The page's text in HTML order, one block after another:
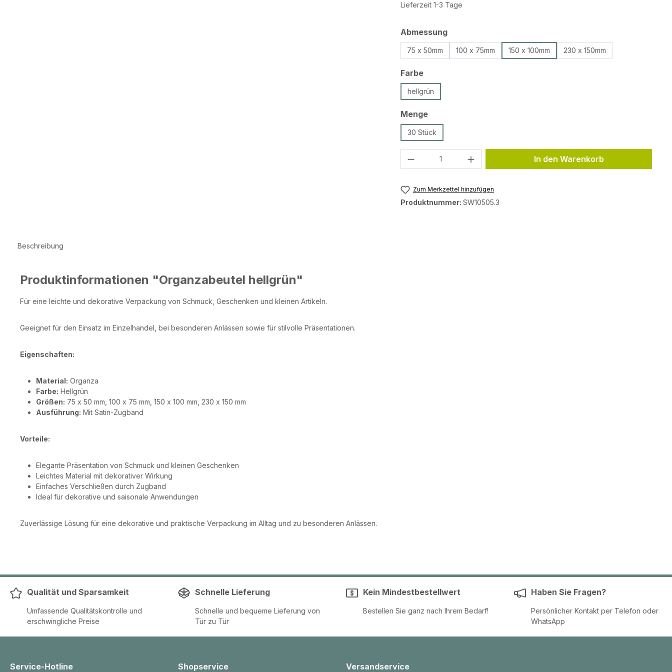
Lieferzeit 1-3 Tage
Abmessungauswählen
75 x 50mm 100 x 75mm 150 x 100mm 230 x 150mm
Farbeauswählen
hellgrün
Mengeauswählen
30 Stück
Produkt Anzahl: Gib den gewünschten Wert
In den Warenkorb
Zum Merkzettel hinzufügen
Produktnummer: SW10505.3
Beschreibung
Produktinformationen "Organzabeutel hellgrün"
Für eine leichte und dekorative Verpackung von Schmuck, Geschenken und kleinen Artikeln.
Geeignet für den Einsatz im Einzelhandel, bei besonderen Anlässen sowie für stilvolle Präsentationen.
Eigenschaften:
Material: Organza
Farbe: Hellgrün
Größen: 75 x 50 mm, 100 x 75 mm, 150 x 100 mm, 230 x 150 mm
Ausführung: Mit Satin-Zugband
Vorteile:
Elegante Präsentation von Schmuck und kleinen Geschenken
Leichtes Material mit dekorativer Wirkung
Einfaches Verschließen durch Zugband
Ideal für dekorative und saisonale Anwendungen
Zuverlässige Lösung für eine dekorative und praktische Verpackung im Alltag und zu besonderen Anlässen.
Qualität und Sparsamkeit
Umfassende Qualitätskontrolle und
erschwingliche Preise
Schnelle Lieferung
Schnelle und bequeme Lieferung von
Tür zu Tür
Kein Mindestbestellwert
Bestellen Sie ganz nach Ihrem Bedarf!
Haben Sie Fragen?
Persönlicher Kontakt per Telefon oder
WhatsApp
Service-Hotline Shopservice Versandservice